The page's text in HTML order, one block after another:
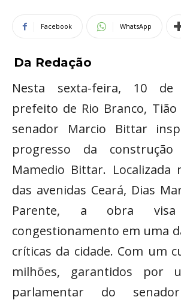
Facebook WhatsApp
Da Redação
Nesta sexta-feira, 10
prefeito de Rio Branco, Tião
senador Marcio Bittar
progresso da
Mamedio Bittar. Localizada
das avenidas Ceará, Dias
Parente, a obra
congestionamento em uma
críticas da cidade. Com um
milhões, garantidos por
parlamentar do